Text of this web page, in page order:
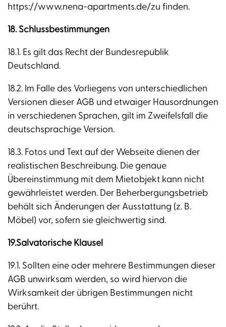
https://www.nena-apartments.de/zu finden.
18. Schlussbestimmungen
18.1. Es gilt das Recht der Bundesrepublik
Deutschland.
18.2. Im Falle des Vorliegens von unterschiedlichen
Versionen dieser AGB und etwaiger Hausordnungen
in verschiedenen Sprachen, gilt im Zweifelsfall die
deutschsprachige Version.
18.3. Fotos und Text auf der Webseite dienen der
realistischen Beschreibung. Die genaue
Übereinstimmung mit dem Mietobjekt kann nicht
gewährleistet werden. Der Beherbergungsbetrieb
behält sich Änderungen der Ausstattung (z. B.
Möbel) vor, sofern sie gleichwertig sind.
19.Salvatorische Klausel
19.1. Sollten eine oder mehrere Bestimmungen dieser
AGB unwirksam werden, so wird hiervon die
Wirksamkeit der übrigen Bestimmungen nicht
berührt.